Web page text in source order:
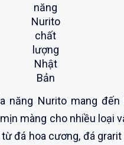
năng
Nurito
chất
lượng
Nhật
Bản
năng Nurito mang đến
màng cho nhiều loại
đá hoa cương, đá